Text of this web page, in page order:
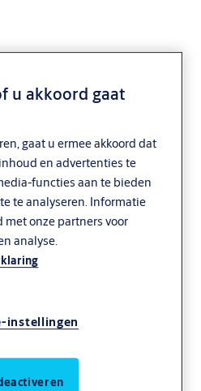
u akkoord gaat
gaat u ermee akkoord dat
en advertenties te
functies aan te bieden
te analyseren. Informatie
met onze partners voor
analyse.
instellingen